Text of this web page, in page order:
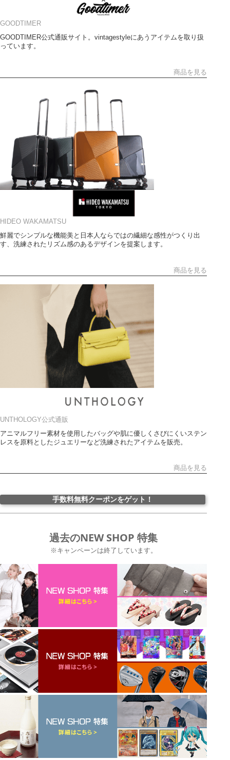
GOODTIMER
GOODTIMER公式通販サイト。vintagestyleにあうアイテムを取り扱
っています。
商品を見る
HIDEO WAKAMATSU
鮮麗でシンプルな機能美と日本人ならではの繊細な感性がつくり出
す、洗練されたリズム感のあるデザインを提案します。
商品を見る
UNTHOLOGY公式通販
アニマルフリー素材を使用したバッグや肌に優しくさびにくいステン
レスを原料としたジュエリーなど洗練されたアイテムを販売。
商品を見る
手数料無料クーポンをゲット！
過去のNEW SHOP 特集
※キャンペーンは終了しています。